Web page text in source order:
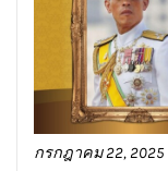
กรกฎาคม 22, 2025